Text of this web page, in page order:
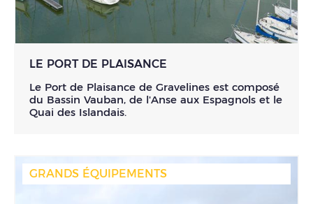
LE PORT DE PLAISANCE
Le Port de Plaisance de Gravelines est composé
du Bassin Vauban, de l'Anse aux Espagnols et le
Quai des Islandais.
GRANDS ÉQUIPEMENTS